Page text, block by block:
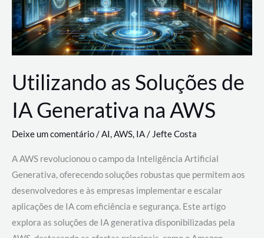
Utilizando as Soluções de
IA Generativa na AWS
Deixe um comentário/AI,AWS, IA/Jefte Costa
A AWS revolucionou o campo da Inteligência Artificial
Generativa, oferecendo soluções robustas que permitem aos
desenvolvedores e às empresas implementar e escalar
aplicações de IA com eficiência e segurança. Este artigo
explora as soluções de IA generativa disponibilizadas pela